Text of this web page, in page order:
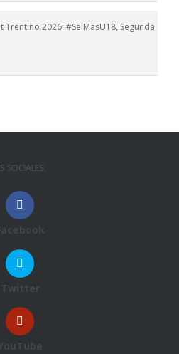
Trentino 2026: #SelMasU18, Segunda
SOCIALES:
Facebook
Twitter